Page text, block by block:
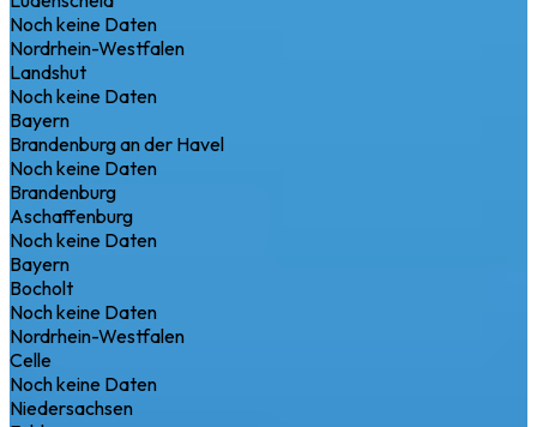
Noch keine Daten
Nordrhein-Westfalen
Landshut
Noch keine Daten
Bayern
Brandenburg an der Havel
Noch keine Daten
Brandenburg
Aschaffenburg
Noch keine Daten
Bayern
Bocholt
Noch keine Daten
Nordrhein-Westfalen
Celle
Noch keine Daten
Niedersachsen